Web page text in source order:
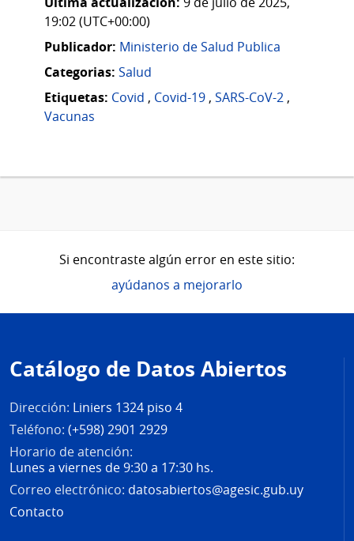
19:02 (UTC+00:00)
Publicador: Ministerio de Salud Publica
Categorias: Salud
Etiquetas: Covid , Covid-19 , SARS-CoV-2 ,
Vacunas
Si encontraste algún error en este sitio:
ayúdanos a mejorarlo
de
página
Catálogo de Datos Abiertos
Dirección: Liniers 1324 piso 4
Teléfono: (+598) 2901 2929
Horario de atención:
Lunes a viernes de 9:30 a 17:30 hs.
Correo electrónico: datosabiertos@agesic.gub.uy
Contacto